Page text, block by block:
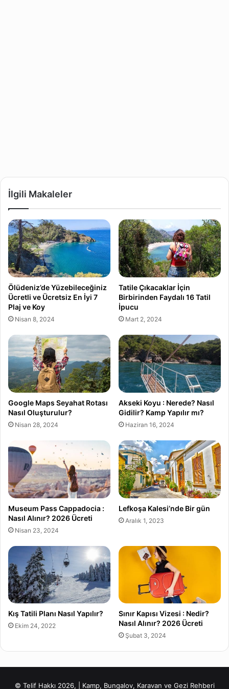
İlgili Makaleler
Ölüdeniz’de Yüzebileceğiniz
Ücretli ve Ücretsiz En İyi 7
Plaj ve Koy
Nisan 8, 2024
Tatile Çıkacaklar İçin
Birbirinden Faydalı 16 Tatil
İpucu
Mart 2, 2024
Google Maps Seyahat Rotası
Nasıl Oluşturulur?
Nisan 28, 2024
Akseki Koyu : Nerede? Nasıl
Gidilir? Kamp Yapılır mı?
Haziran 16, 2024
Museum Pass Cappadocia :
Nasıl Alınır? 2026 Ücreti
Nisan 23, 2024
Lefkoşa Kalesi’nde Bir gün
Aralık 1, 2023
Kış Tatili Planı Nasıl Yapılır?
Ekim 24, 2022
Sınır Kapısı Vizesi : Nedir?
Nasıl Alınır? 2026 Ücreti
Şubat 3, 2024
© Telif Hakkı 2026, | Kamp, Bungalov, Karavan ve Gezi Rehberi